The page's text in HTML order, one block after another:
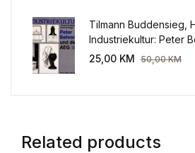
Tilmann Buddensieg,
Industriekultur: Peter
AEG 1907-1914.
25,00 KM 50,00KM
Related products